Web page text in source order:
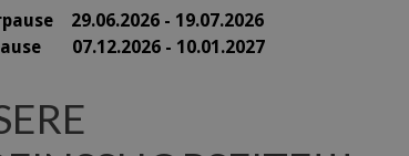
29.06.2026 - 19.07.2026
07.12.2026 - 10.01.2027